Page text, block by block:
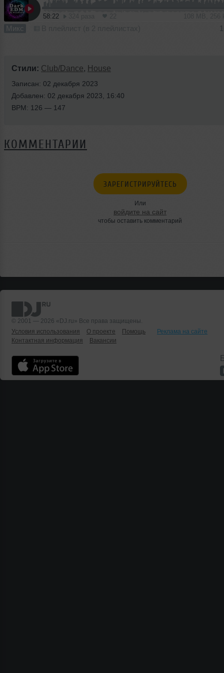
58:22
Микс
Стили: Club/Dance, House
Записан: 02 декабря 2023
Добавлен: 02 декабря 2023, 16:40
BPM: 126 — 147
КОММЕНТАРИИ
ЗАРЕГИСТРИРУЙТЕСЬ
Или
войдите на сайт
чтобы оставить комментарий
© 2001 — 2026 «DJ.ru» Все права защищены.
Условия использования
О проекте Помощь
Реклама на сайте
Контактная информация
Вакансии